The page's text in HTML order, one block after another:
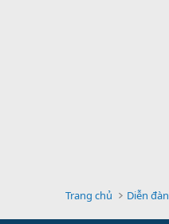
Trang chủ Diễn đàn